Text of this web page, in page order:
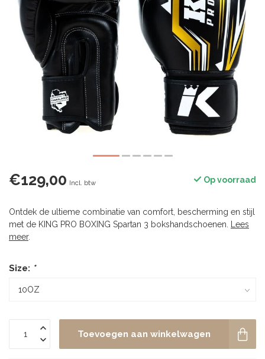
€129,00 Incl. btw Op voorraad
Ontdek de ultieme combinatie van comfort, bescherming en stijl
met de KING PRO BOXING Spartan 3 bokshandschoenen.
Lees
meer.
Size: *
Toevoegen aan winkelwagen